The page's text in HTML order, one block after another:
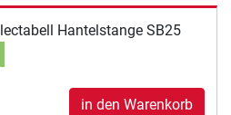
Hantelstange SB25
in den Warenkorb